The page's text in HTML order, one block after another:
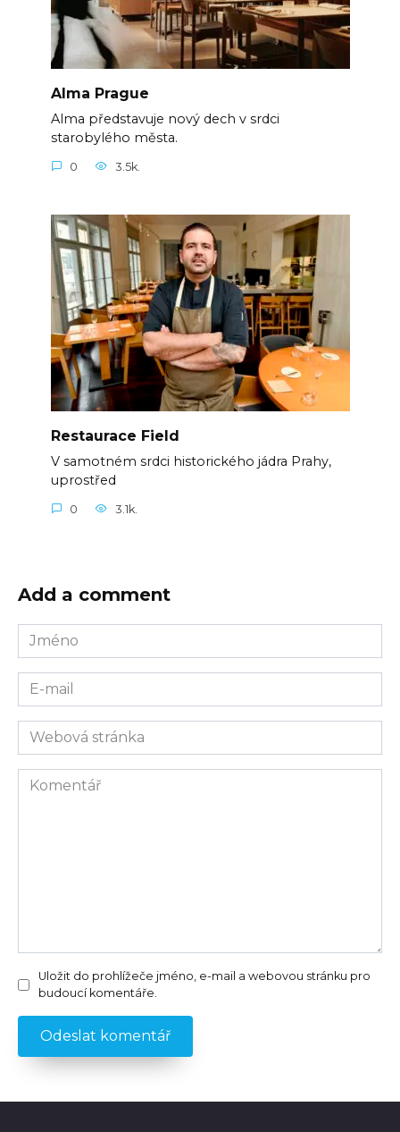
Alma Prague
Alma představuje nový dech v srdci
starobylého města.
0 3.5k.
Restaurace Field
V samotném srdci historického jádra Prahy,
uprostřed
0 3.1k.
Add a comment
Jméno
E-
mail
Webová
stránka
Komentář
Uložit do prohlížeče jméno, e-mail a webovou stránku pro
budoucí komentáře.